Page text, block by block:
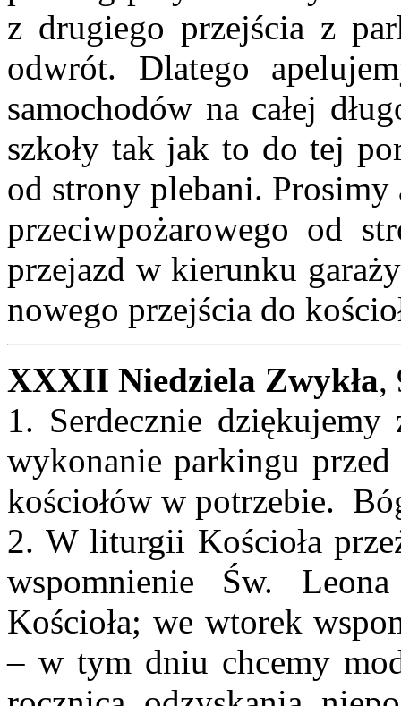
z drugiego przejścia z
odwrót. Dlatego
samochodów na całej
szkoły tak jak to do tej
od strony plebani. Prosimy
przeciwpożarowego od
przejazd w kierunku
nowego przejścia do
XXXII Niedziela Zwykła,
1. Serdecznie dziękujemy
wykonanie parkingu
kościołów w potrzebie.
2. W liturgii Kościoła
wspomnienie Św.
Kościoła; we wtorek
– w tym dniu chcemy